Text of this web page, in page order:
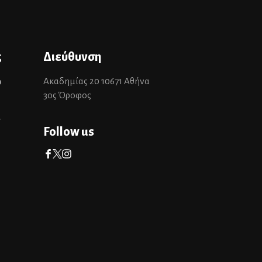
Διεύθυνση
Ακαδημίας 20 10671 Αθήνα
3ος Όροφος
Follow us